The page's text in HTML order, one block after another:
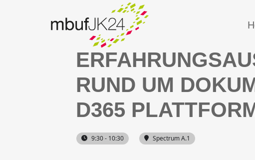
SEPTEMBER,
RUND UM
D365
9:30 - 10:30 Spectrum A.1